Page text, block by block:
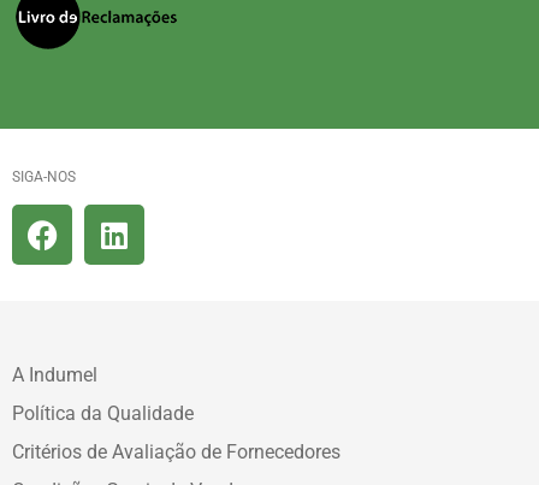
SIGA-NOS
A Indumel
Política da Qualidade
Critérios de Avaliação de Fornecedores